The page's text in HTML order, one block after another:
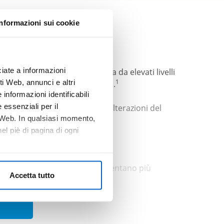
sui cookie
a informazioni
Web, annunci e altri
informazioni identificabili
essenziali per il
In qualsiasi momento,
piè di pagina di ogni
Accetta tutto
cronica (CKD) caratterizzata da elevati livelli
e iperfosfatemia.1
condizione si associa ad alterazioni del
prime fasi della CKD e diventano più